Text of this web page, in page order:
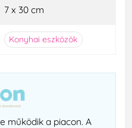
7 x 30 cm
Konyhai eszközök
működik a piacon. A